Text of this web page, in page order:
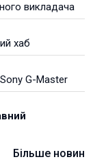
викладача
хаб
G-Master
Більше новин